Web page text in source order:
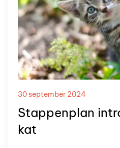
30 september 2024
Stappenplan
kat